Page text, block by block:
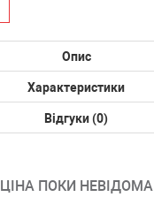
Опис
Характеристики
Відгуки (0)
ЦІНА ПОКИ НЕВІДОМА